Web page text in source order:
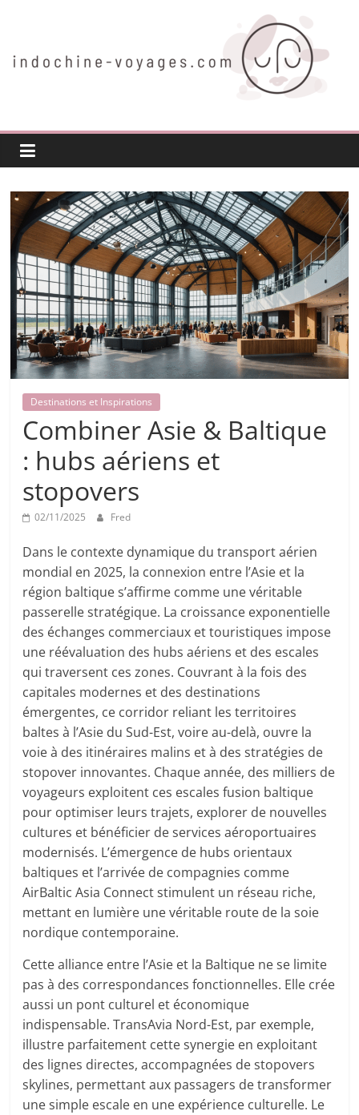
indochine-
voyages.com
Voyager
Destinations et Inspirations
Combiner Asie & Baltique
: hubs aériens et
stopovers
02/11/2025 Fred
Dans le contexte dynamique du transport aérien
mondial en 2025, la connexion entre l’Asie et la
région baltique s’affirme comme une véritable
passerelle stratégique. La croissance exponentielle
des échanges commerciaux et touristiques impose
une réévaluation des hubs aériens et des escales
qui traversent ces zones. Couvrant à la fois des
capitales modernes et des destinations
émergentes, ce corridor reliant les territoires
baltes à l’Asie du Sud-Est, voire au-delà, ouvre la
voie à des itinéraires malins et à des stratégies de
stopover innovantes. Chaque année, des milliers de
voyageurs exploitent ces escales fusion baltique
pour optimiser leurs trajets, explorer de nouvelles
cultures et bénéficier de services aéroportuaires
modernisés. L’émergence de hubs orientaux
baltiques et l’arrivée de compagnies comme
AirBaltic Asia Connect stimulent un réseau riche,
mettant en lumière une véritable route de la soie
nordique contemporaine.
Cette alliance entre l’Asie et la Baltique ne se limite
pas à des correspondances fonctionnelles. Elle crée
aussi un pont culturel et économique
indispensable. TransAvia Nord-Est, par exemple,
illustre parfaitement cette synergie en exploitant
des lignes directes, accompagnées de stopovers
skylines, permettant aux passagers de transformer
une simple escale en une expérience culturelle. Le